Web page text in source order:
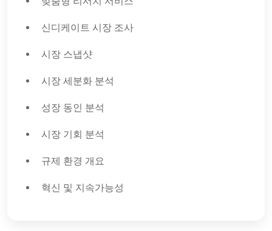
신디케이트 시장 조사
시장 스냅샷
시장 세분화 분석
성장 동인 분석
시장 기회 분석
규제 환경 개요
혁신 및 지속가능성